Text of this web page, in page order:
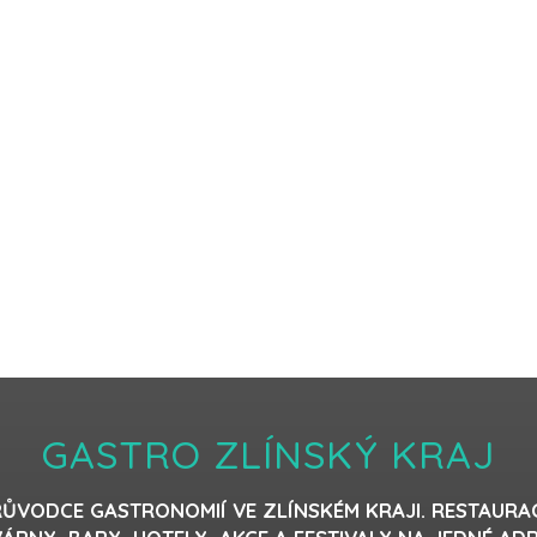
GASTRO ZLÍNSKÝ KRAJ
GASTRONOMIÍ VE ZLÍNSKÉM KRAJI.